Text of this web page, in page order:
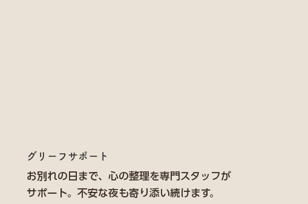
グリーフサポート
お別れの日まで、心の整理を専門スタッフが
サポート。不安な夜も寄り添い続けます。